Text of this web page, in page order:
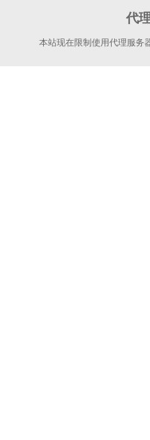
代
本站现在限制使用代理服务